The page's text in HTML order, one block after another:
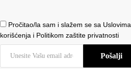
Pročitao/la sam i slažem se sa Uslovima
korišćenja i Politikom zaštite privatnosti
Pošalji